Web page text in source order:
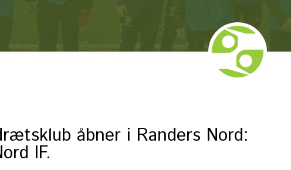
åbner i Randers Nord:
IF.